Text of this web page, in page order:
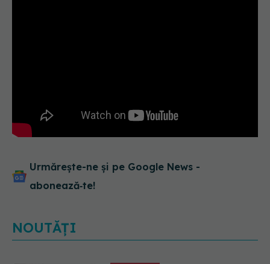
Urmărește-ne și pe Google News -
abonează‑te!
NOUTĂȚI